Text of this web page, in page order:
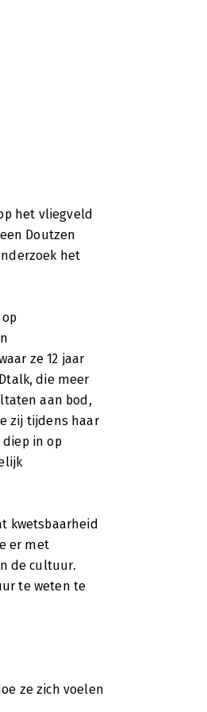
is geen boek
aandacht
te
onderzoek naar
lezen alsof
geeft ze
volgens
van Houston.
teken van
In haar boek
het vliegveld
Doutzen
het
ze 12 jaar
die meer
aan bod,
zij tijdens haar
in op
kwetsbaarheid
er met
de cultuur.
te weten te
ze zich voelen